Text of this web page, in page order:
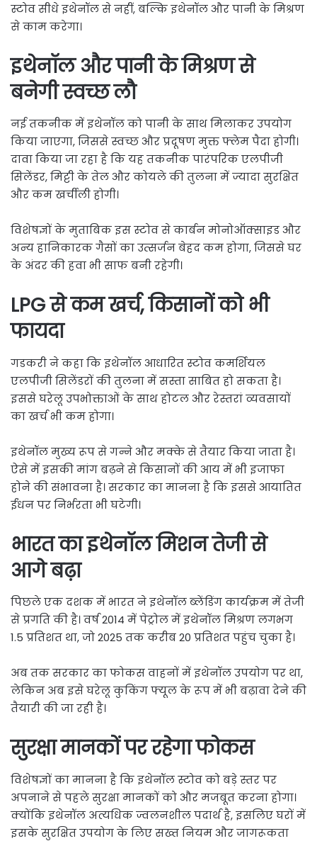
स्टोव सीधे इथेनॉल से नहीं, बल्कि इथेनॉल और पानी के मिश्रण
से काम करेगा।
इथेनॉल और पानी के मिश्रण से
बनेगी स्वच्छ लौ
नई तकनीक में इथेनॉल को पानी के साथ मिलाकर उपयोग
किया जाएगा, जिससे स्वच्छ और प्रदूषण मुक्त फ्लेम पैदा होगी।
दावा किया जा रहा है कि यह तकनीक पारंपरिक एलपीजी
सिलेंडर, मिट्टी के तेल और कोयले की तुलना में ज्यादा सुरक्षित
और कम खर्चीली होगी।
विशेषज्ञों के मुताबिक इस स्टोव से कार्बन मोनोऑक्साइड और
अन्य हानिकारक गैसों का उत्सर्जन बेहद कम होगा, जिससे घर
के अंदर की हवा भी साफ बनी रहेगी।
LPG से कम खर्च, किसानों को भी
फायदा
गडकरी ने कहा कि इथेनॉल आधारित स्टोव कमर्शियल
एलपीजी सिलेंडरों की तुलना में सस्ता साबित हो सकता है।
इससे घरेलू उपभोक्ताओं के साथ होटल और रेस्तरां व्यवसायों
का खर्च भी कम होगा।
इथेनॉल मुख्य रूप से गन्ने और मक्के से तैयार किया जाता है।
ऐसे में इसकी मांग बढ़ने से किसानों की आय में भी इजाफा
होने की संभावना है। सरकार का मानना है कि इससे आयातित
ईंधन पर निर्भरता भी घटेगी।
भारत का इथेनॉल मिशन तेजी से
आगे बढ़ा
पिछले एक दशक में भारत ने इथेनॉल ब्लेंडिंग कार्यक्रम में तेजी
से प्रगति की है। वर्ष 2014 में पेट्रोल में इथेनॉल मिश्रण लगभग
1.5 प्रतिशत था, जो 2025 तक करीब 20 प्रतिशत पहुंच चुका है।
अब तक सरकार का फोकस वाहनों में इथेनॉल उपयोग पर था,
लेकिन अब इसे घरेलू कुकिंग फ्यूल के रूप में भी बढ़ावा देने की
तैयारी की जा रही है।
सुरक्षा मानकों पर रहेगा फोकस
विशेषज्ञों का मानना है कि इथेनॉल स्टोव को बड़े स्तर पर
अपनाने से पहले सुरक्षा मानकों को और मजबूत करना होगा।
क्योंकि इथेनॉल अत्यधिक ज्वलनशील पदार्थ है, इसलिए घरों में
इसके सुरक्षित उपयोग के लिए सख्त नियम और जागरूकता